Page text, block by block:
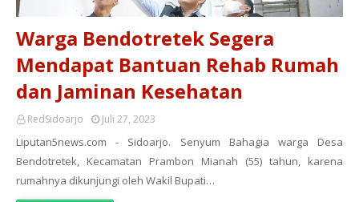
Warga Bendotretek Segera
Mendapat Bantuan Rehab Rumah
dan Jaminan Kesehatan
RedSidoarjo Juli 27, 2023
Liputan5news.com - Sidoarjo. Senyum Bahagia warga Desa
Bendotretek, Kecamatan Prambon Mianah (55) tahun, karena
rumahnya dikunjungi oleh Wakil Bupati…